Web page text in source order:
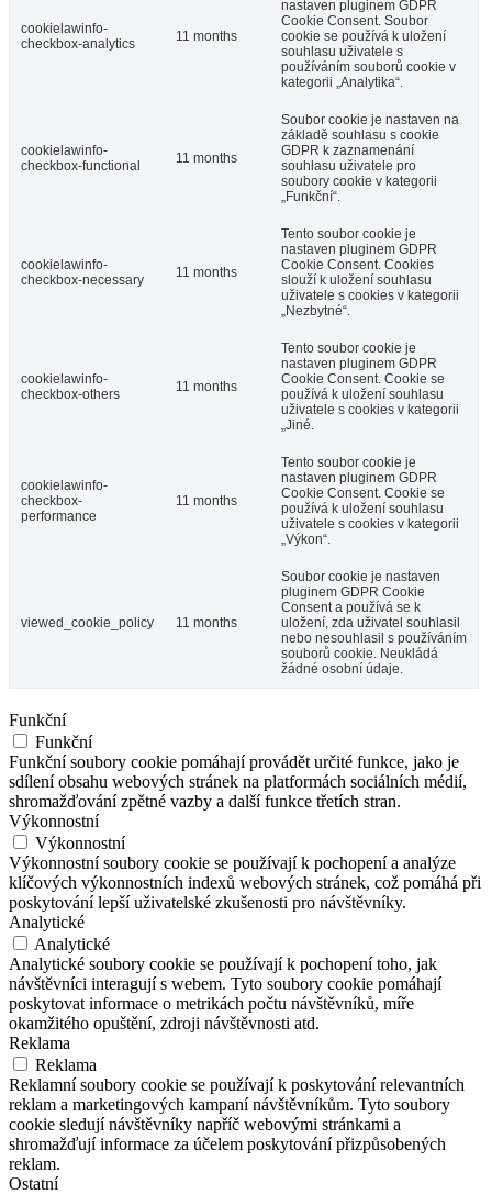
cookielawinfo-
checkbox-analytics
11 months
nastaven pluginem GDPR
Cookie Consent. Soubor
cookie se používá k uložení
souhlasu uživatele s
používáním souborů cookie v
kategorii „Analytika“.
cookielawinfo-
checkbox-functional
11 months
Soubor cookie je nastaven na
základě souhlasu s cookie
GDPR k zaznamenání
souhlasu uživatele pro
soubory cookie v kategorii
„Funkční“.
cookielawinfo-
checkbox-necessary
11 months
Tento soubor cookie je
nastaven pluginem GDPR
Cookie Consent. Cookies
slouží k uložení souhlasu
uživatele s cookies v kategorii
„Nezbytné“.
cookielawinfo-
checkbox-others
11 months
Tento soubor cookie je
nastaven pluginem GDPR
Cookie Consent. Cookie se
používá k uložení souhlasu
uživatele s cookies v kategorii
„Jiné.
cookielawinfo-
checkbox-
performance
11 months
Tento soubor cookie je
nastaven pluginem GDPR
Cookie Consent. Cookie se
používá k uložení souhlasu
uživatele s cookies v kategorii
„Výkon“.
viewed_cookie_policy 11 months
Soubor cookie je nastaven
pluginem GDPR Cookie
Consent a používá se k
uložení, zda uživatel souhlasil
nebo nesouhlasil s používáním
souborů cookie. Neukládá
žádné osobní údaje.
Funkční
Funkční
Funkční soubory cookie pomáhají provádět určité funkce, jako je
sdílení obsahu webových stránek na platformách sociálních médií,
shromažďování zpětné vazby a další funkce třetích stran.
Výkonnostní
Výkonnostní
Výkonnostní soubory cookie se používají k pochopení a analýze
klíčových výkonnostních indexů webových stránek, což pomáhá při
poskytování lepší uživatelské zkušenosti pro návštěvníky.
Analytické
Analytické
Analytické soubory cookie se používají k pochopení toho, jak
návštěvníci interagují s webem. Tyto soubory cookie pomáhají
poskytovat informace o metrikách počtu návštěvníků, míře
okamžitého opuštění, zdroji návštěvnosti atd.
Reklama
Reklama
Reklamní soubory cookie se používají k poskytování relevantních
reklam a marketingových kampaní návštěvníkům. Tyto soubory
cookie sledují návštěvníky napříč webovými stránkami a
shromažďují informace za účelem poskytování přizpůsobených
reklam.
Ostatní